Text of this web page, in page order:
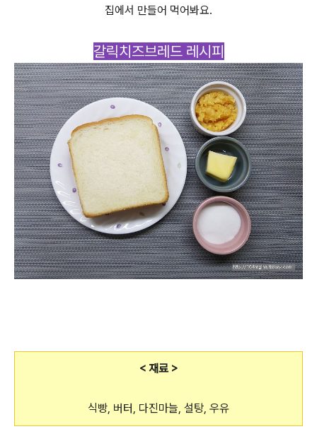
집에서 만들어 먹어봐요.
갈릭치즈브레드 레시피
< 재료 >
식빵, 버터, 다진마늘, 설탕, 우유